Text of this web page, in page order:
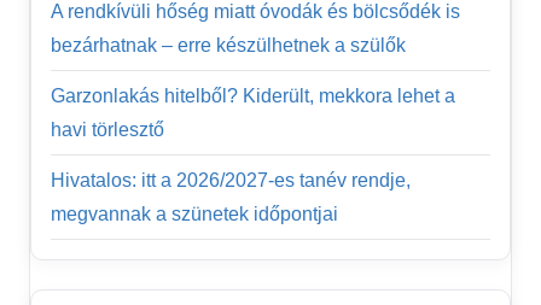
A rendkívüli hőség miatt óvodák és bölcsődék is
bezárhatnak – erre készülhetnek a szülők
Garzonlakás hitelből? Kiderült, mekkora lehet a
havi törlesztő
Hivatalos: itt a 2026/2027-es tanév rendje,
megvannak a szünetek időpontjai